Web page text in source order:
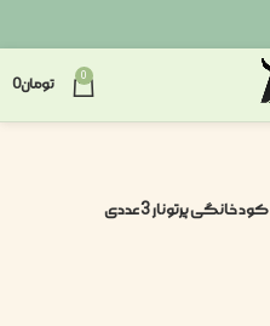
0 تومان0
کود خانگی پرتونار 3 عددی